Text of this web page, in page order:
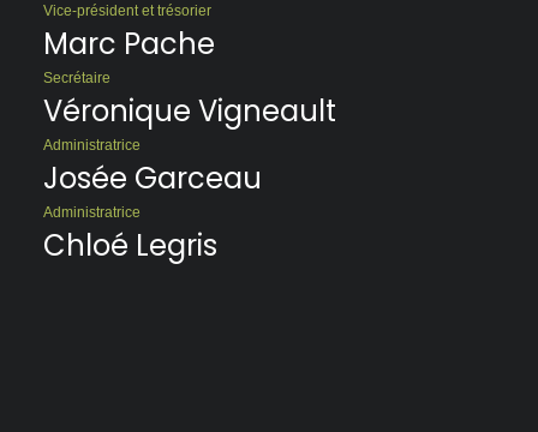
Vice-président et trésorier
Marc Pache
Secrétaire
Véronique Vigneault
Administratrice
Josée Garceau
Administratrice
Chloé Legris